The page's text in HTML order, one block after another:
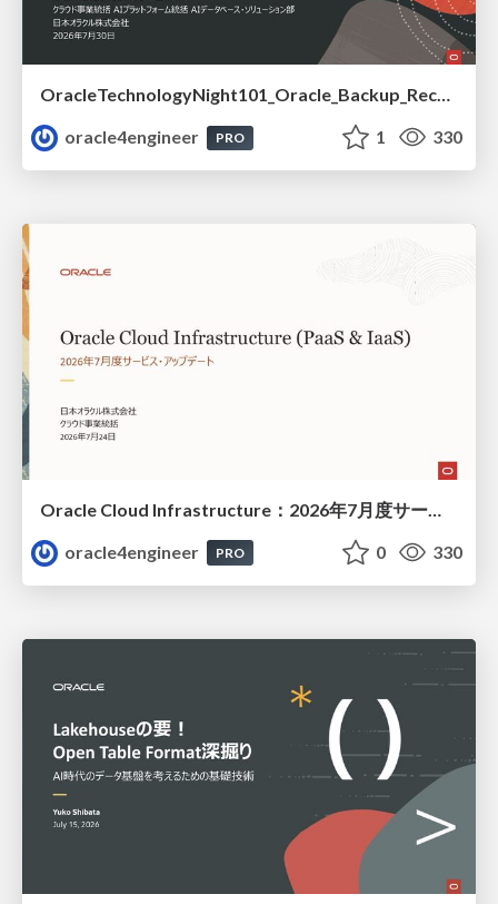
OracleTechnologyNight101_Oracle_Backup_Recovery_Strategy_from_REDO_UNDO
oracle4engineer
PRO 1 330
oracle4engineer
PRO 0 330